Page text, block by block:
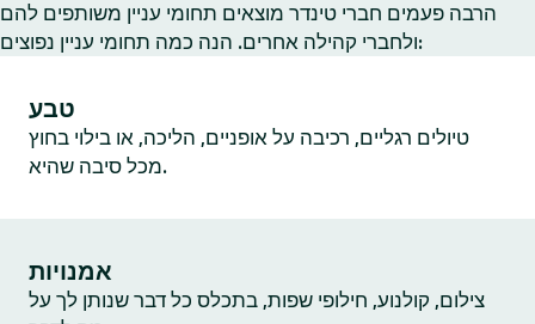
הרבה פעמים חברי טינדר מוצאים תחומי עניין משותפים להם
ולחברי קהילה אחרים. הנה כמה תחומי עניין נפוצים:
טבע
טיולים רגליים, רכיבה על אופניים, הליכה, או בילוי בחוץ
מכל סיבה שהיא.
אמנויות
צילום, קולנוע, חילופי שפות, בתכלס כל דבר שנותן לך על